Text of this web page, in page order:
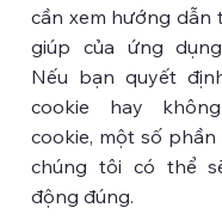
cần xem hướng dẫn
giúp của ứng
Nếu bạn quyết
cookie hay
cookie, một số
chúng tôi có thể
động đúng.